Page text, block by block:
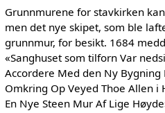
Grunnmurene for stavkirken
men det nye skipet, som ble
grunnmur, for besikt. 1684
«Sanghuset som tilforn Var
Accordere Med den Ny Bygning
Omkring Op Veyed Thoe Allen i
En Nye Steen Mur Af Lige